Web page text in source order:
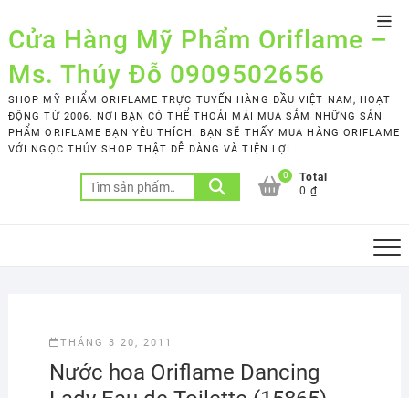
to
content
Cửa Hàng Mỹ Phẩm Oriflame –
Ms. Thúy Đỗ 0909502656
SHOP MỸ PHẨM ORIFLAME TRỰC TUYẾN HÀNG ĐẦU VIỆT NAM, HOẠT
ĐỘNG TỪ 2006. NƠI BẠN CÓ THỂ THOẢI MÁI MUA SẮM NHỮNG SẢN
PHẨM ORIFLAME BẠN YÊU THÍCH. BẠN SẼ THẤY MUA HÀNG ORIFLAME
VỚI NGỌC THÚY SHOP THẬT DỄ DÀNG VÀ TIỆN LỢI
Tìm
kiếm:
0
Total
0 ₫
THÁNG 3 20, 2011
Nước hoa Oriflame Dancing